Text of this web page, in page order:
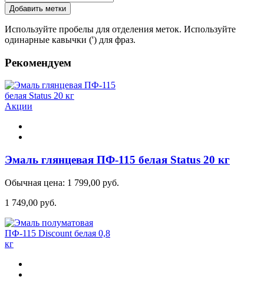
Добавить метки
Используйте пробелы для отделения меток. Используйте
одинарные кавычки (') для фраз.
Рекомендуем
Акции
Эмаль глянцевая ПФ-115 белая Status 20 кг
Обычная цена: 1 799,00 руб.
1 749,00 руб.